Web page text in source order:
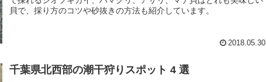
貝で、採り方のコツや砂抜きの方法も紹介しています。
2018.05.30
千葉県北西部の潮干狩りスポット 4 選